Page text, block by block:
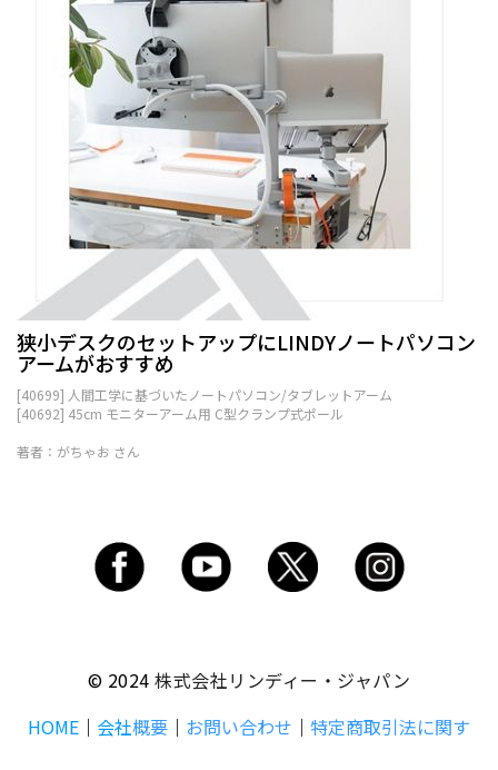
狭小デスクのセットアップにLINDYノートパソコン
アームがおすすめ
[40699] 人間工学に基づいたノートパソコン/タブレットアーム
[40692] 45cm モニターアーム用 C型クランプ式ポール
著者：がちゃお さん
© 2024株式会社リンディー・ジャパン
HOME ｜ 会社概要 ｜ お問い合わせ ｜ 特定商取引法に関す